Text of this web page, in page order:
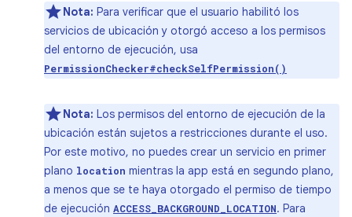
Nota: Para verificar que el usuario habilitó los
servicios de ubicación y otorgó acceso a los permisos
del entorno de ejecución, usa
PermissionChecker#checkSelfPermission()
Nota: Los permisos del entorno de ejecución de la
ubicación están sujetos a restricciones durante el uso.
Por este motivo, no puedes crear un servicio en primer
plano location mientras la app está en segundo plano,
a menos que se te haya otorgado el permiso de tiempo
de ejecución ACCESS_BACKGROUND_LOCATION. Para